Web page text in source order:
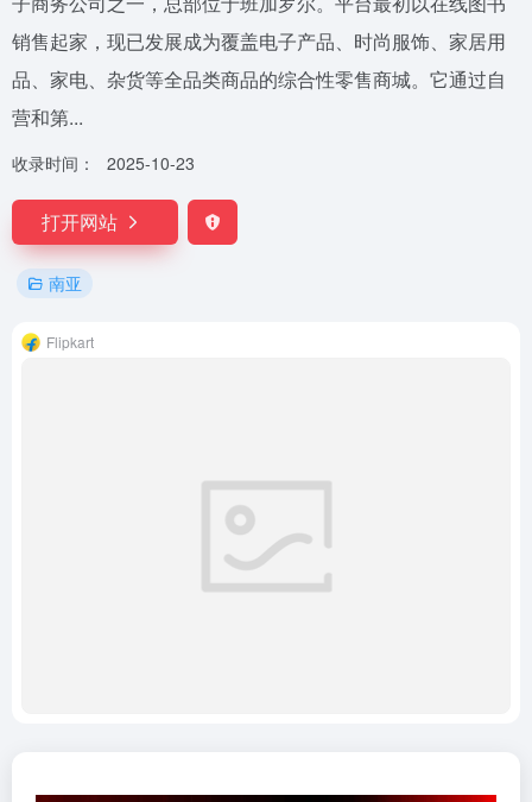
销售起家，现已发展成为覆盖电子产品、时尚服饰、家居用
品、家电、杂货等全品类商品的综合性零售商城。它通过自
营和第...
收录时间： 2025-10-23
打开网站
南亚
Flipkart